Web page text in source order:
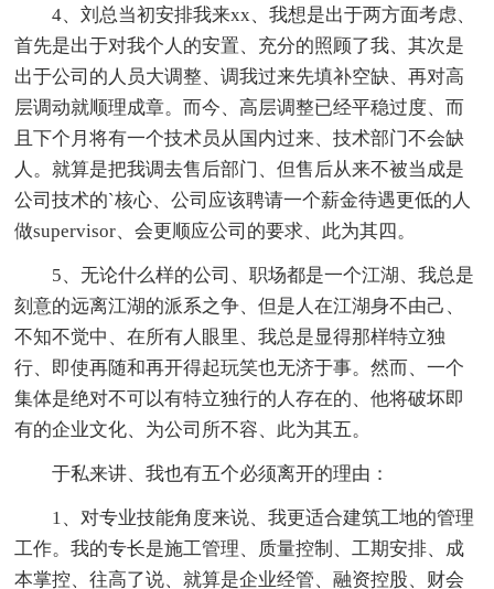
4、刘总当初安排我来xx、我想是出于两方面考虑、
首先是出于对我个人的安置、充分的照顾了我、其次是
出于公司的人员大调整、调我过来先填补空缺、再对高
层调动就顺理成章。而今、高层调整已经平稳过度、而
且下个月将有一个技术员从国内过来、技术部门不会缺
人。就算是把我调去售后部门、但售后从来不被当成是
公司技术的`核心、公司应该聘请一个薪金待遇更低的人
做supervisor、会更顺应公司的要求、此为其四。
5、无论什么样的公司、职场都是一个江湖、我总是
刻意的远离江湖的派系之争、但是人在江湖身不由己、
不知不觉中、在所有人眼里、我总是显得那样特立独
行、即使再随和再开得起玩笑也无济于事。然而、一个
集体是绝对不可以有特立独行的人存在的、他将破坏即
有的企业文化、为公司所不容、此为其五。
于私来讲、我也有五个必须离开的理由：
1、对专业技能角度来说、我更适合建筑工地的管理
工作。我的专长是施工管理、质量控制、工期安排、成
本掌控、往高了说、就算是企业经管、融资控股、财会